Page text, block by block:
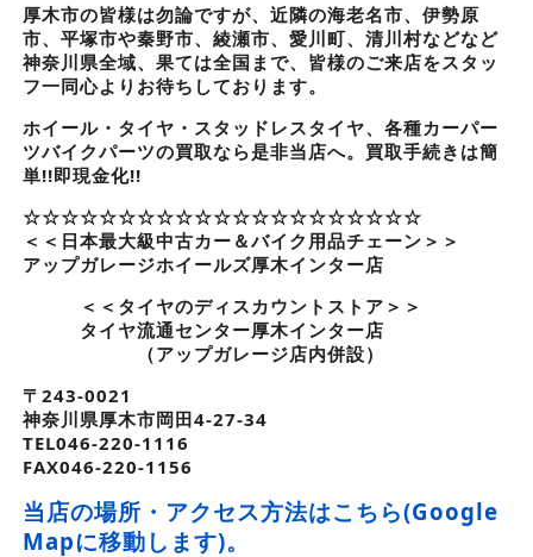
厚木市の皆様は勿論ですが、近隣の海老名市、伊勢原
市、平塚市や秦野市、綾瀬市、愛川町、清川村などなど
神奈川県全域、果ては全国まで、皆様のご来店をスタッ
フ一同心よりお待ちしております。
ホイール・タイヤ・スタッドレスタイヤ、各種カーパー
ツバイクパーツの買取なら是非当店へ。買取手続きは簡
単!!即現金化!!
☆☆☆☆☆☆☆☆☆☆☆☆☆☆☆☆☆☆☆☆☆
＜＜日本最大級中古カー＆バイク用品チェーン＞＞
アップガレージホイールズ厚木インター店
＜＜タイヤのディスカウントストア＞＞
タイヤ流通センター厚木インター店
（アップガレージ店内併設）
〒243-0021
神奈川県厚木市岡田4-27-34
TEL046-220-1116
FAX046-220-1156
当店の場所・アクセス方法はこちら(Google
Mapに移動します)。